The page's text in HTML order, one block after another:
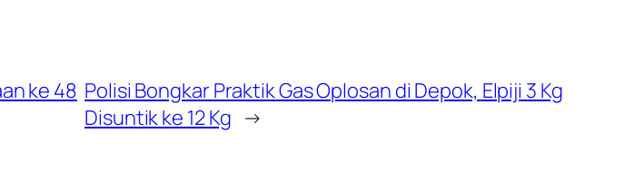
ke 48 Polisi Bongkar Praktik Gas Oplosan di Depok, Elpiji 3 Kg
Disuntik ke 12 Kg →